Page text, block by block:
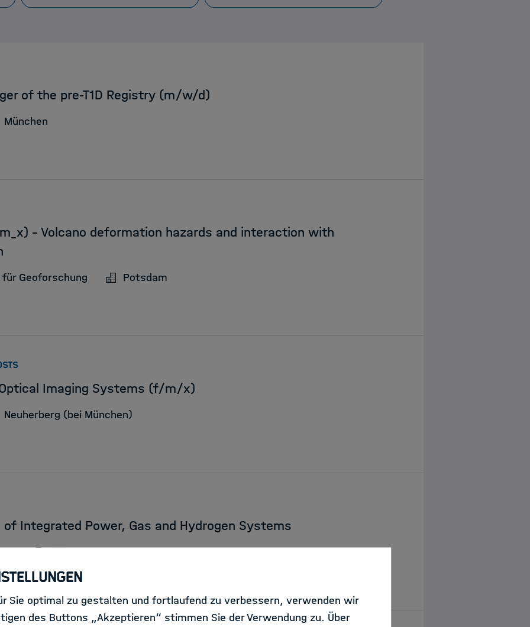
of the pre-T1D Registry (m/w/d)
München
– Volcano deformation hazards and interaction with
Geoforschung Potsdam
:
Imaging Systems (f/m/x)
Neuherberg (bei München)
of Integrated Power, Gas and Hydrogen Systems
Jülich
Sie optimal zu gestalten und fortlaufend zu verbessern, verwenden wir
des Buttons „Akzeptieren“ stimmen Sie der Verwendung zu. Über